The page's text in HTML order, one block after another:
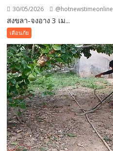
30/05/2026 @hotnewstimeonline
สงขลา-จงอาง 3 เม...
เตือนภัย